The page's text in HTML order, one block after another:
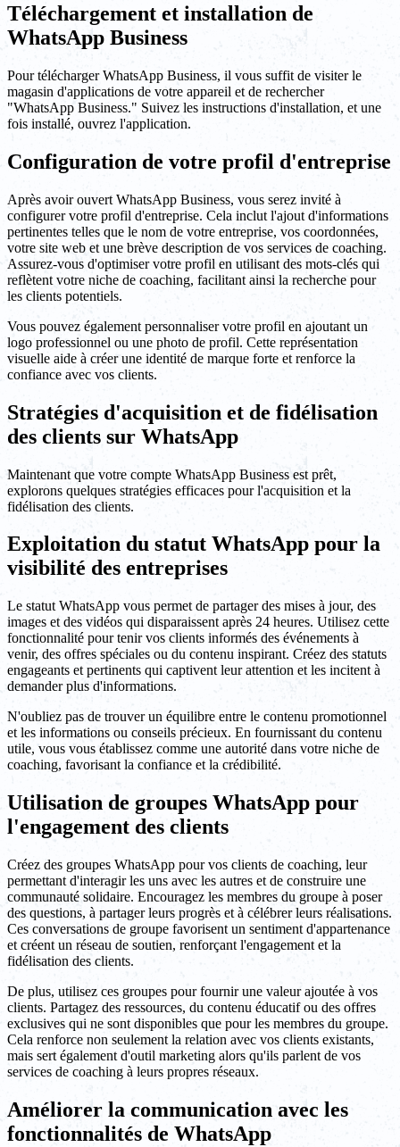
Téléchargement et installation de
WhatsApp Business
Pour télécharger WhatsApp Business, il vous suffit de visiter le
magasin d'applications de votre appareil et de rechercher
"WhatsApp Business." Suivez les instructions d'installation, et une
fois installé, ouvrez l'application.
Configuration de votre profil d'entreprise
Après avoir ouvert WhatsApp Business, vous serez invité à
configurer votre profil d'entreprise. Cela inclut l'ajout d'informations
pertinentes telles que le nom de votre entreprise, vos coordonnées,
votre site web et une brève description de vos services de coaching.
Assurez-vous d'optimiser votre profil en utilisant des mots-clés qui
reflètent votre niche de coaching, facilitant ainsi la recherche pour
les clients potentiels.
Vous pouvez également personnaliser votre profil en ajoutant un
logo professionnel ou une photo de profil. Cette représentation
visuelle aide à créer une identité de marque forte et renforce la
confiance avec vos clients.
Stratégies d'acquisition et de fidélisation
des clients sur WhatsApp
Maintenant que votre compte WhatsApp Business est prêt,
explorons quelques stratégies efficaces pour l'acquisition et la
fidélisation des clients.
Exploitation du statut WhatsApp pour la
visibilité des entreprises
Le statut WhatsApp vous permet de partager des mises à jour, des
images et des vidéos qui disparaissent après 24 heures. Utilisez cette
fonctionnalité pour tenir vos clients informés des événements à
venir, des offres spéciales ou du contenu inspirant. Créez des statuts
engageants et pertinents qui captivent leur attention et les incitent à
demander plus d'informations.
N'oubliez pas de trouver un équilibre entre le contenu promotionnel
et les informations ou conseils précieux. En fournissant du contenu
utile, vous vous établissez comme une autorité dans votre niche de
coaching, favorisant la confiance et la crédibilité.
Utilisation de groupes WhatsApp pour
l'engagement des clients
Créez des groupes WhatsApp pour vos clients de coaching, leur
permettant d'interagir les uns avec les autres et de construire une
communauté solidaire. Encouragez les membres du groupe à poser
des questions, à partager leurs progrès et à célébrer leurs réalisations.
Ces conversations de groupe favorisent un sentiment d'appartenance
et créent un réseau de soutien, renforçant l'engagement et la
fidélisation des clients.
De plus, utilisez ces groupes pour fournir une valeur ajoutée à vos
clients. Partagez des ressources, du contenu éducatif ou des offres
exclusives qui ne sont disponibles que pour les membres du groupe.
Cela renforce non seulement la relation avec vos clients existants,
mais sert également d'outil marketing alors qu'ils parlent de vos
services de coaching à leurs propres réseaux.
Améliorer la communication avec les
fonctionnalités de WhatsApp